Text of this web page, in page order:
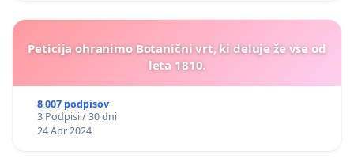
Peticija ohranimo Botanični vrt, ki deluje že vse od
leta 1810.
8 007 podpisov
3 Podpisi / 30 dni
24 Apr 2024